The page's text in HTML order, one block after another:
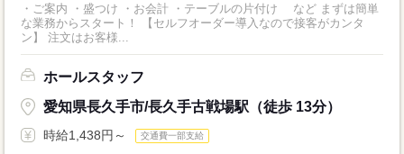
・ご案内 ・盛つけ ・お会計 ・テーブルの片付け など まずは簡単
な業務からスタート！ 【セルフオーダー導入なので接客がカンタ
ン】 注文はお客様...
ホールスタッフ
愛知県長久手市/長久手古戦場駅（徒歩 13分）
時給1,438円～ 交通費一部支給